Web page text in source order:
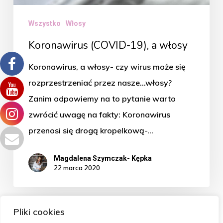
Pliki cookies
Wszystko Włosy
Koronawirus (COVID-19), a włosy
Koronawirus, a włosy- czy wirus może się
rozprzestrzeniać przez nasze…włosy?
Zanim odpowiemy na to pytanie warto
zwrócić uwagę na fakty: Koronawirus
przenosi się drogą kropelkową-…
Magdalena Szymczak- Kępka
22 marca 2020